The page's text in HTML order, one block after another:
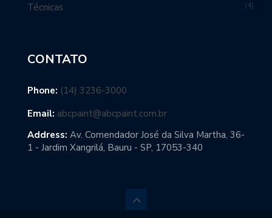
Técnicas 4
CONTATO
Phone: (14) 3236-3000
Email: abcpaint@abcpaint.com.br
Address: Av. Comendador José da Silva Martha, 36-
1 - Jardim Xangrilá, Bauru - SP, 17053-340